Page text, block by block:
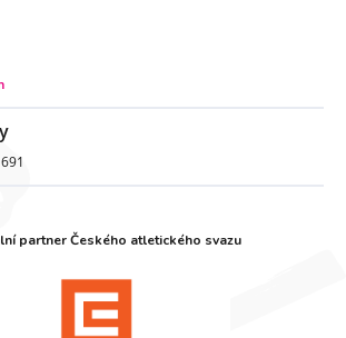
partner Českého atletického svazu